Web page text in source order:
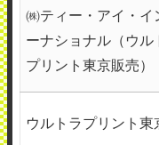
㈱ティー・アイ・イ
ーナショナル（ウル
プリント東京販売）
ウルトラプリント東